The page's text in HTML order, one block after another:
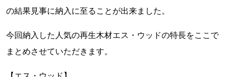
の結果見事に納入に至ることが出来ました。
今回納入した人気の再生木材エス・ウッドの特長をここで
まとめさせていただきます。